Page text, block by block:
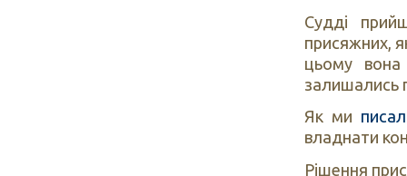
Судді
присяжних,
цьому
залишались
Як ми
владнати
Рішення